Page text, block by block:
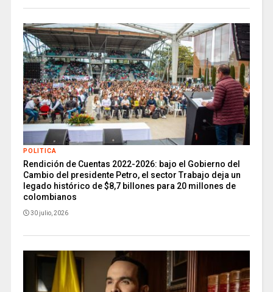
POLITICA
Rendición de Cuentas 2022-2026: bajo el Gobierno del
Cambio del presidente Petro, el sector Trabajo deja un
legado histórico de $8,7 billones para 20 millones de
colombianos
30 julio, 2026